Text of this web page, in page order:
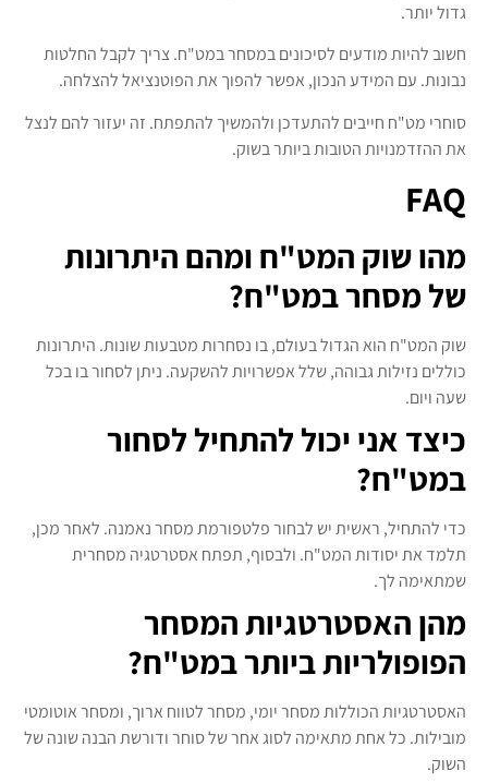
גדול יותר.
חשוב להיות מודעים לסיכונים במסחר במט"ח. צריך לקבל החלטות
נבונות. עם המידע הנכון, אפשר להפוך את הפוטנציאל להצלחה.
סוחרי מט"ח חייבים להתעדכן ולהמשיך להתפתח. זה יעזור להם לנצל
את ההזדמנויות הטובות ביותר בשוק.
FAQ
מהו שוק המט"ח ומהם היתרונות
של מסחר במט"ח?
שוק המט"ח הוא הגדול בעולם, בו נסחרות מטבעות שונות. היתרונות
כוללים נזילות גבוהה, שלל אפשרויות להשקעה. ניתן לסחור בו בכל
שעה ויום.
כיצד אני יכול להתחיל לסחור
במט"ח?
כדי להתחיל, ראשית יש לבחור פלטפורמת מסחר נאמנה. לאחר מכן,
תלמד את יסודות המט"ח. ולבסוף, תפתח אסטרטגיה מסחרית
שמתאימה לך.
מהן האסטרטגיות המסחר
הפופולריות ביותר במט"ח?
האסטרטגיות הכוללות מסחר יומי, מסחר לטווח ארוך, ומסחר אוטומטי
מובילות. כל אחת מתאימה לסוג אחר של סוחר ודורשת הבנה שונה של
השוק.